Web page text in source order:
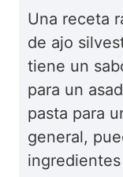
Una receta
de ajo
tiene un
para un
pasta para
general,